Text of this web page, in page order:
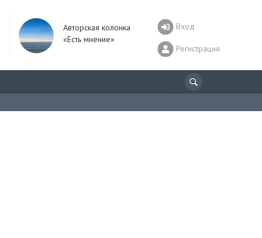
Авторская колонка
«Есть мнение»
Вход
Регистрация